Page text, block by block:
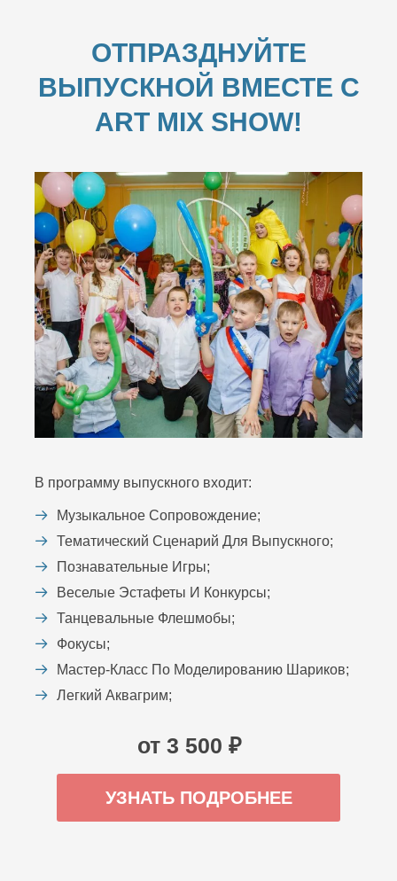
ОТПРАЗДНУЙТЕ
ВЫПУСКНОЙ ВМЕСТЕ С
ART MIX SHOW!
В программу выпускного входит:
Музыкальное Сопровождение;
Тематический Сценарий Для Выпускного;
Познавательные Игры;
Веселые Эстафеты И Конкурсы;
Танцевальные Флешмобы;
Фокусы;
Мастер-Класс По Моделированию Шариков;
Легкий Аквагрим;
от 3 500 ₽
УЗНАТЬ ПОДРОБНЕЕ